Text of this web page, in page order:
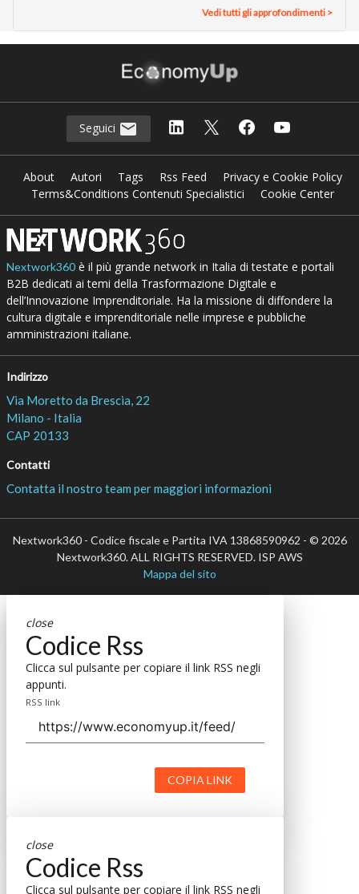
Vedi tutti gli approfondimenti >
Seguici
About Autori Tags Rss Feed
Privacy e Cookie Policy
Terms&Conditions Contenuti Specialistici
Cookie Center
Nextwork360è il più grande network in Italia di testate e portali
B2B dedicati ai temi della Trasformazione Digitale e
dell’Innovazione Imprenditoriale. Ha la missione di diffondere la
cultura digitale e imprenditoriale nelle imprese e pubbliche
amministrazioni italiane.
Indirizzo
Via Moretto da Brescia, 22
Milano - Italia
CAP 20133
Contatti
Contatta il nostro team per maggiori informazioni
Nextwork360 - Codice fiscale e Partita IVA 13868590962 - © 2026
Nextwork360. ALL RIGHTS RESERVED. ISP AWS
Mappa del sito
close
Codice Rss
Clicca sul pulsante per copiare il link RSS negli
appunti.
RSS link
COPIA LINK
close
Codice Rss
Clicca sul pulsante per copiare il link RSS negli